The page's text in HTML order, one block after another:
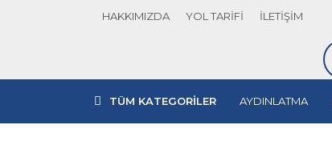
HAKKIMIZDA YOL TARİFİ İLETİŞİM
TÜM KATEGORİLER AYDINLATMA